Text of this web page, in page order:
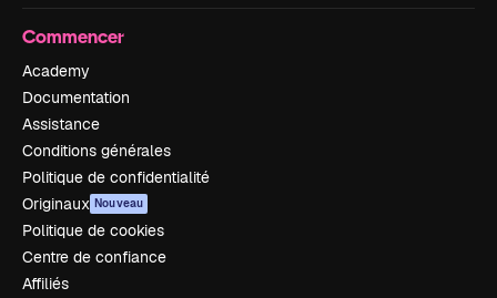
Commencer
Academy
Documentation
Assistance
Conditions générales
Politique de confidentialité
Originaux Nouveau
Politique de cookies
Centre de confiance
Affiliés